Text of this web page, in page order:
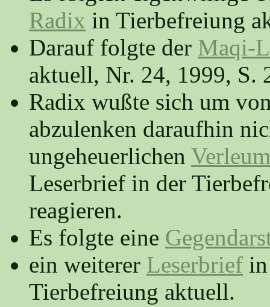
Radix in Tierbefreiung
Darauf folgte der Maqi-
aktuell, Nr. 24, 1999, S.
Radix wußte sich um
abzulenken daraufhin
ungeheuerlichen
Leserbrief in der
reagieren.
Es folgte eine
ein weiterer Leserbrief
Tierbefreiung aktuell.